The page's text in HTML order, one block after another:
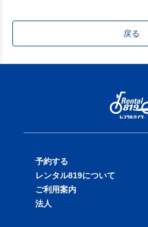
戻る
予約する
バイクを探す
店舗を探す
レンタル819について
料金表
ご利用案内
法人